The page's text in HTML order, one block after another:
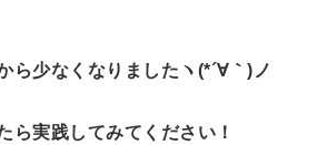
ら少なくなりましたヽ(*´∀｀)ノ
ら実践してみてください！